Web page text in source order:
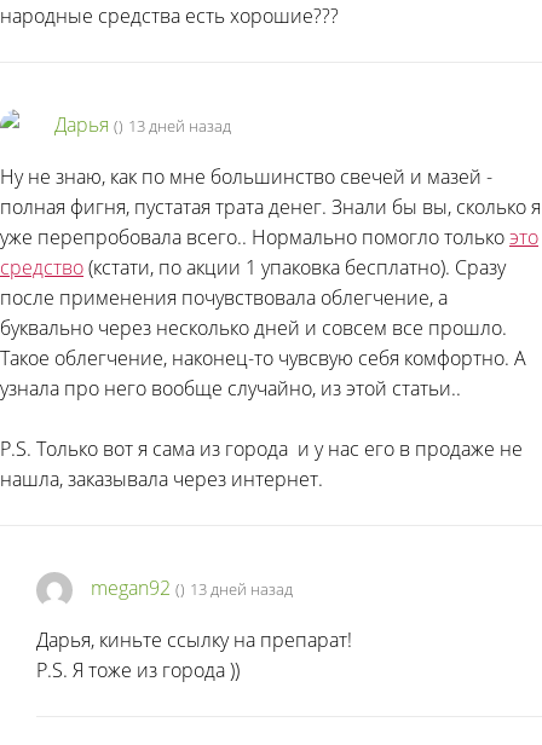
народные средства есть хорошие???
Дарья () 13 дней назад
Ну не знаю, как по мне большинство свечей и мазей -
полная фигня, пустатая трата денег. Знали бы вы, сколько я
уже перепробовала всего.. Нормально помогло толькоэто
средство(кстати, по акции 1 упаковка бесплатно). Сразу
после применения почувствовала облегчение, а
буквально через несколько дней и совсем все прошло.
Такое облегчение, наконец-то чувсвую себя комфортно. А
узнала про него вообще случайно, из этой статьи..
P.S. Только вот я сама из города и у нас его в продаже не
нашла, заказывала через интернет.
megan92 () 13 дней назад
Дарья, киньте ссылку на препарат!
P.S. Я тоже из города))